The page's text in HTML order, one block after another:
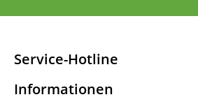
Service-Hotline
Informationen